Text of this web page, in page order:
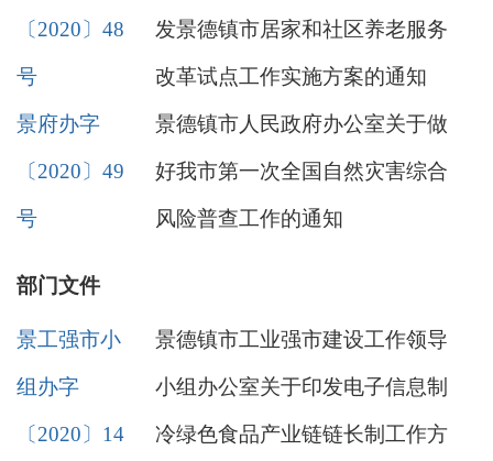
〔2020〕48
号
发景德镇市居家和社区养老服务
改革试点工作实施方案的通知
景府办字
〔2020〕49
号
景德镇市人民政府办公室关于做
好我市第一次全国自然灾害综合
风险普查工作的通知
部门文件
景工强市小
组办字
〔2020〕14
景德镇市工业强市建设工作领导
小组办公室关于印发电子信息制
冷绿色食品产业链链长制工作方